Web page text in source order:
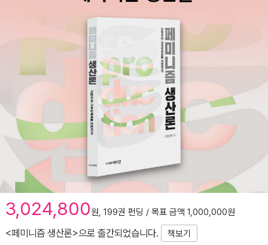
3,024,800원, 199권 펀딩 / 목표 금액 1,000,000원
<페미니즘 생산론>으로 출간되었습니다.
책보기